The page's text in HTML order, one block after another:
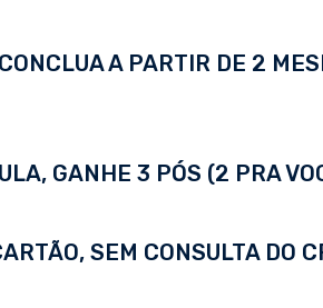
A PARTIR DE 2
GANHE 3 PÓS (2 PRA
SEM CONSULTA DO